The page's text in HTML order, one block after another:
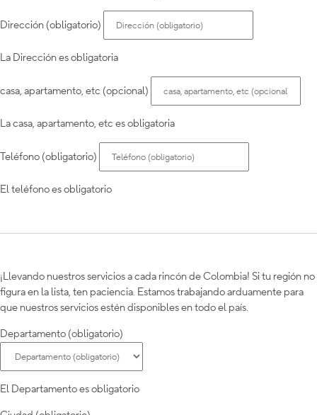
Dirección (obligatorio)
La Dirección es obligatoria
casa, apartamento, etc (opcional)
La casa, apartamento, etc es obligatoria
Teléfono (obligatorio)
El teléfono es obligatorio
¡Llevando nuestros servicios a cada rincón de Colombia! Si tu región no
figura en la lista, ten paciencia. Estamos trabajando arduamente para
que nuestros servicios estén disponibles en todo el país.
Departamento (obligatorio)
El Departamento es obligatorio